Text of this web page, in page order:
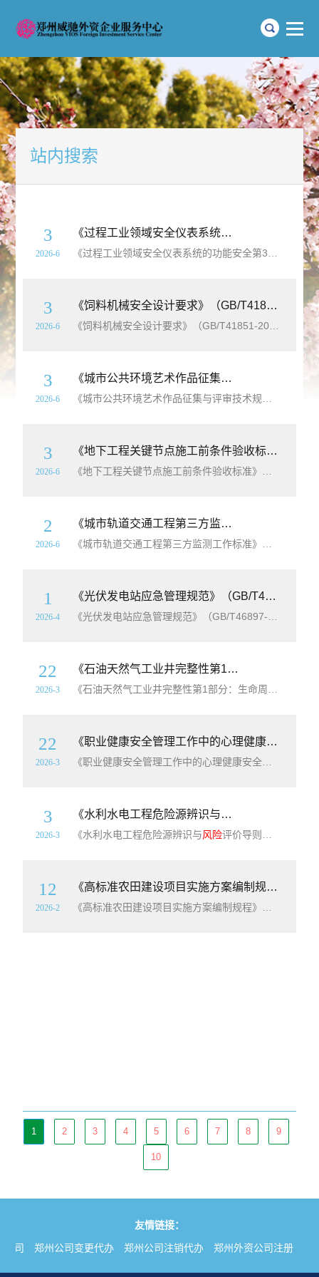
站内搜索
3
2026-6
《过程工业领域安全仪表系统的功能安全第3部分：确定要求的安全完整性等级的指南》（GB/T21109.3-2026）【高清无水印PDF版下载】
3
2026-6
《饲料机械安全设计要求》（GB/T41851-2022）【高清无水印PDF版+Word版下载】
3
2026-6
《城市公共环境艺术作品征集与评审技术规程》（T/CCPITBSC101-2025）【高清无水印PDF版下载】
3
2026-6
《地下工程关键节点施工前条件验收标准》（T/SDCEAS10069-2025）【高清无水印PDF版下载】
2
2026-6
《城市轨道交通工程第三方监测工作标准》（T/JSTJXH63-2025）【高清无水印PDF版下载】
1
2026-4
《光伏发电站应急管理规范》（GB/T46897-2025）【高清无水印PDF版+Word版下载】
22
2026-3
《石油天然气工业井完整性第1部分：生命周期管理》（GB/T45966.1-2025）【高清无水印PDF版下载】
22
2026-3
《职业健康安全管理工作中的心理健康安全：管理社会心理
3
2026-3
《水利水电工程危险源辨识与风险
《水利水电工程危险源辨识与风险评价导则》（SL/T843-2025）【全文附高清无水印PDF+可编辑Word版下载】英文名称：Guidelines for hazard identification and risk assessment of water resources and hydropower projec
12
2026-2
《高标准农田建设项目实施方案编制规程》（T/HNJB23-2025）【高清无水印PDF版下载】
1 2 3 4 5 6 7 8 9
10
友情链接：
司
郑州公司变更代办 郑州公司注销代办 郑州外资公司注册